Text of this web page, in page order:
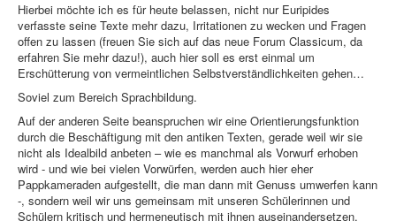
Hierbei möchte ich es für heute belassen, nicht nur Euripides
verfasste seine Texte mehr dazu, Irritationen zu wecken und Fragen
offen zu lassen (freuen Sie sich auf das neue Forum Classicum, da
erfahren Sie mehr dazu!), auch hier soll es erst einmal um
Erschütterung von vermeintlichen Selbstverständlichkeiten gehen…
Soviel zum Bereich Sprachbildung.
Auf der anderen Seite beanspruchen wir eine Orientierungsfunktion
durch die Beschäftigung mit den antiken Texten, gerade weil wir sie
nicht als Idealbild anbeten – wie es manchmal als Vorwurf erhoben
wird - und wie bei vielen Vorwürfen, werden auch hier eher
Pappkameraden aufgestellt, die man dann mit Genuss umwerfen kann
-, sondern weil wir uns gemeinsam mit unseren Schülerinnen und
Schülern kritisch und hermeneutisch mit ihnen auseinandersetzen,